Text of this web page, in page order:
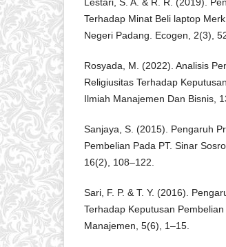
Terhadap Minat Beli laptop
Negeri Padang. Ecogen, 2(3),
Rosyada, M. (2022). Analisis
Religiusitas Terhadap
Ilmiah Manajemen Dan Bisnis,
Sanjaya, S. (2015). Pengaruh
Pembelian Pada PT. Sinar
16(2), 108–122.
Sari, F. P. & T. Y. (2016).
Terhadap Keputusan
Manajemen, 5(6), 1–15.